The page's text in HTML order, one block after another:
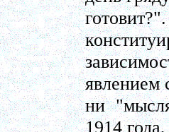
явлением
ни
1914